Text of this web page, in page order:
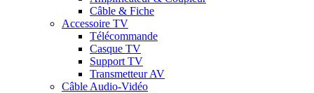
Câble & Fiche
Accessoire TV
Télécommande
Casque TV
Support TV
Transmetteur AV
Câble Audio-Vidéo